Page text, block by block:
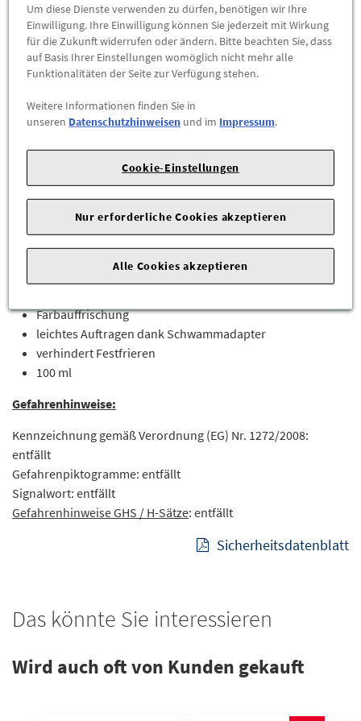
pflegt alle Gummiteileam Auto und hält sie elastisch . Die
Lebensdauer der Gummiteile werden verlängert, die Farben
aufgefrischt. Der Schwammadapter ermöglichtmüheloses
Auftragenund Verteilen auf den Gummiteilen.
SelbstPkw-Reifen und Auto Fußmatten
mühelosgereinigtund erhalten ihr frisches Aussehen zurück.
Fenster- und Türdichtungendurch Eis im Winter und
ermöglicht den leichteren Zugang zum Autoinnenraum.
Produktmerkmale:
Farbauffrischung
leichtes Auftragen dank Schwammadapter
verhindert Festfrieren
100 ml
Gefahrenhinweise:
Kennzeichnung gemäß Verordnung (EG) Nr. 1272/2008:
entfällt
Gefahrenpiktogramme: entfällt
Signalwort: entfällt
Gefahrenhinweise GHS / H-Sätze: entfällt
Sicherheitsdatenblatt
Das könnte Sie interessieren
Wird auch oft von Kunden gekauft
Um diese Dienste verwenden zu dürfen, benötigen wir Ihre
Einwilligung. Ihre Einwilligung können Sie jederzeit mit Wirkung
für die Zukunft widerrufen oder ändern. Bitte beachten Sie, dass
auf Basis Ihrer Einstellungen womöglich nicht mehr alle
Funktionalitäten der Seite zur Verfügung stehen.
Weitere Informationen finden Sie in
unseren Datenschutzhinweisen und im Impressum.
Cookie-Einstellungen
Nur erforderliche Cookies akzeptieren
Alle Cookies akzeptieren